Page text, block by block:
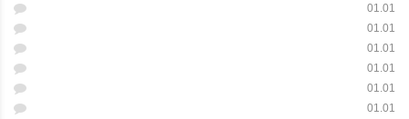
01.01
01.01
01.01
01.01
01.01
01.01